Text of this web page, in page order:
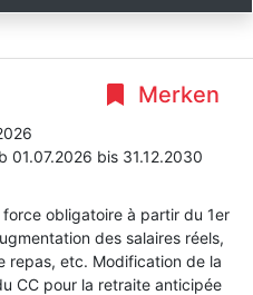
Merken
01.07.2026 bis 31.12.2030
obligatoire à partir du 1er
des salaires réels,
repas, etc. Modification de la
CC pour la retraite anticipée